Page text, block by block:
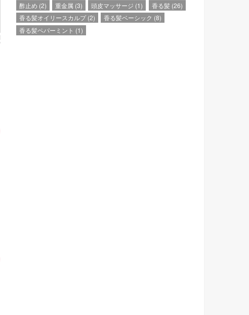
酢止め (2) 重金属 (3) 頭皮マッサージ (1) 香る髪(26)
香る髪オイリースカルプ (2) 香る髪ベーシック (8)
香る髪ペパーミント (1)